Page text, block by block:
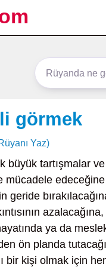
görmek
Yaz)
büyük tartışmalar
mücadele
geride
ya da
ön planda
bir kişi olmak için